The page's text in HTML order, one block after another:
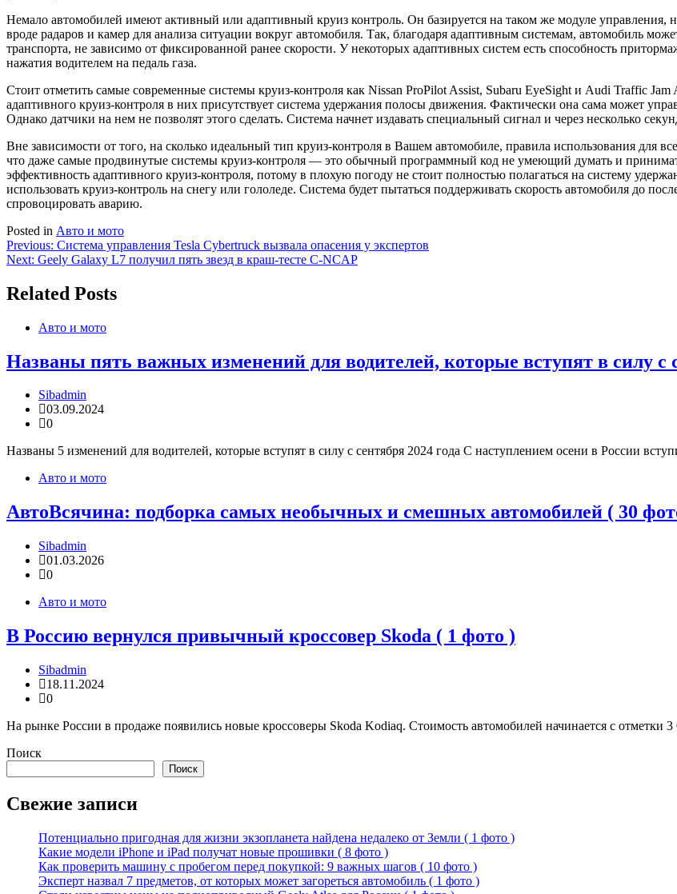
Немало автомобилей имеют активный или адаптивный круиз контроль. Он базируется на таком же модуле управления,
вроде радаров и камер для анализа ситуации вокруг автомобиля. Так, благодаря адаптивным системам, автомобиль
транспорта, не зависимо от фиксированной ранее скорости. У некоторых адаптивных систем есть способность
нажатия водителем на педаль газа.
Стоит отметить самые современные системы круиз-контроля как Nissan ProPilot Assist, Subaru EyeSight и Audi Traffic
адаптивного круиз-контроля в них присутствует система удержания полосы движения. Фактически она сама может
Однако датчики на нем не позволят этого сделать. Система начнет издавать специальный сигнал и через несколько
Вне зависимости от того, на сколько идеальный тип круиз-контроля в Вашем автомобиле, правила использования для
что даже самые продвинутые системы круиз-контроля — это обычный программный код не умеющий думать и
эффективность адаптивного круиз-контроля, потому в плохую погоду не стоит полностью полагаться на систему
использовать круиз-контроль на снегу или гололеде. Система будет пытаться поддерживать скорость автомобиля до
спровоцировать аварию.
Posted in Авто и мото
Навигация
по
записям
Previous: Система управления Tesla Cybertruck вызвала опасения у экспертов
Next: Geely Galaxy L7 получил пять звезд в краш-тесте C-NCAP
Related Posts
Авто и мото
Названы пять важных изменений для водителей, которые вступят в силу с
Sibadmin
03.09.2024
0
Названы 5 изменений для водителей, которые вступят в силу с сентября 2024 года С наступлением осени в России
Авто и мото
АвтоВсячина: подборка самых необычных и смешных автомобилей ( 30
Sibadmin
01.03.2026
0
Авто и мото
В Россию вернулся привычный кроссовер Skoda ( 1 фото )
Sibadmin
18.11.2024
0
На рынке России в продаже появились новые кроссоверы Skoda Kodiaq. Стоимость автомобилей начинается с
Поиск
Поиск
Свежие записи
Потенциально пригодная для жизни экзопланета найдена недалеко от Земли ( 1 фото )
Какие модели iPhone и iPad получат новые прошивки ( 8 фото )
Как проверить машину с пробегом перед покупкой: 9 важных шагов ( 10 фото )
Эксперт назвал 7 предметов, от которых может загореться автомобиль ( 1 фото )